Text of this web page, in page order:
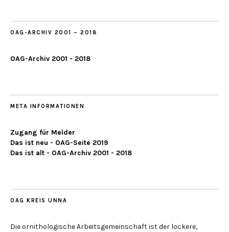
OAG-ARCHIV 2001 – 2018
OAG-Archiv 2001 - 2018
META INFORMATIONEN
Zugang für Melder
Das ist neu - OAG-Seite 2019
Das ist alt - OAG-Archiv 2001 - 2018
OAG KREIS UNNA
Die ornithologische Arbeitsgemeinschaft ist der lockere,